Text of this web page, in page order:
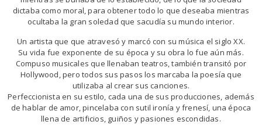
dictaba como moral, para obtener todo lo que deseaba mientras
ocultaba la gran soledad que sacudía su mundo interior.
Un artista que que atravesó y marcó con su música el siglo XX.
Su vida fue exponente de su época y su obra lo fue aún más.
Compuso musicales que llenaban teatros, también transitó por
Hollywood, pero todos sus pasos los marcaba la poesía que
utilizaba al crear sus canciones.
Perfeccionista en su estilo, cada una de sus producciones, además
de hablar de amor, pincelaba con sutil ironía y frenesí, una época
llena de artificios, guiños y pasiones escondidas.